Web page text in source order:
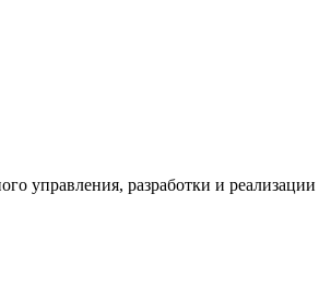
управления, разработки и реализации